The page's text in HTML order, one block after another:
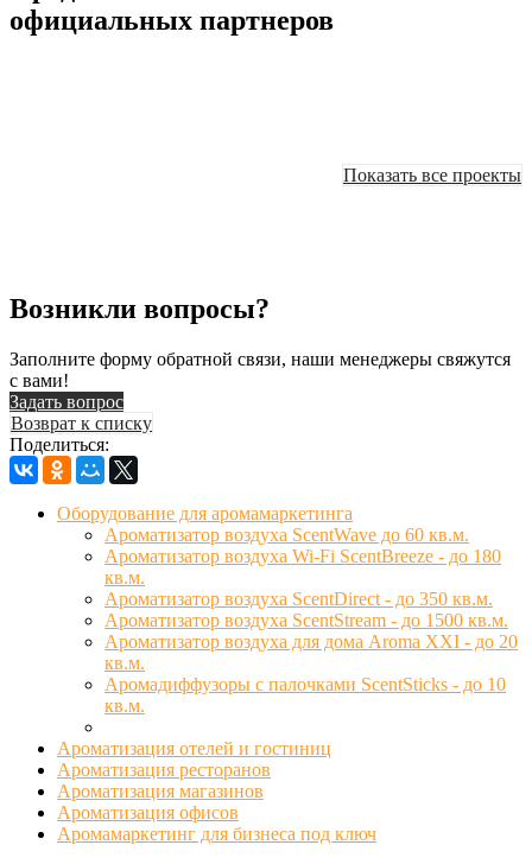
официальных партнеров
Показать все проекты
Возникли вопросы?
Заполните форму обратной связи, наши менеджеры свяжутся
с вами!
Задать вопрос
Возврат к списку
Поделиться:
Оборудование для аромамаркетинга
Ароматизатор воздуха ScentWave до 60 кв.м.
Ароматизатор воздуха Wi-Fi ScentBreeze - до 180
кв.м.
Ароматизатор воздуха ScentDirect - до 350 кв.м.
Ароматизатор воздуха ScentStream - до 1500 кв.м.
Ароматизатор воздуха для дома Aroma XXI - до 20
кв.м.
Аромадиффузоры с палочками ScentSticks - до 10
кв.м.
Ароматизация отелей и гостиниц
Ароматизация ресторанов
Ароматизация магазинов
Ароматизация офисов
Аромамаркетинг для бизнеса под ключ